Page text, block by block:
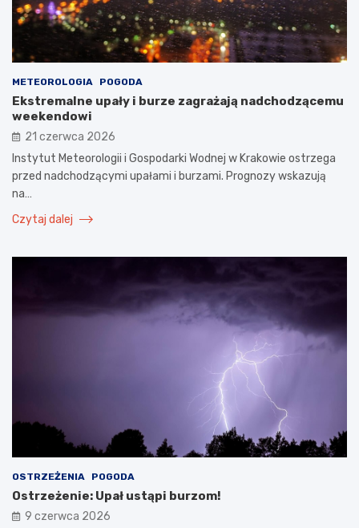
METEOROLOGIA POGODA
Ekstremalne upały i burze zagrażają nadchodzącemu
weekendowi
21 czerwca 2026
Instytut Meteorologii i Gospodarki Wodnej w Krakowie ostrzega
przed nadchodzącymi upałami i burzami. Prognozy wskazują
na…
Czytaj dalej
OSTRZEŻENIA POGODA
Ostrzeżenie: Upał ustąpi burzom!
9 czerwca 2026